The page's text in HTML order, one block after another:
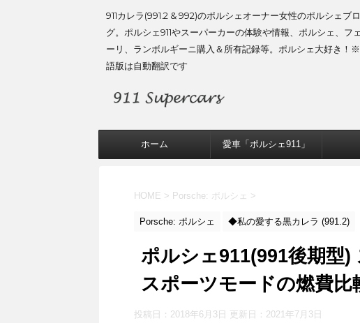
911カレラ(991.2 & 992)のポルシェオーナー女性のポルシェブロ
グ。ポルシェ911やスーパーカーの体験や情報、ポルシェ、フ
ーリ、ランボルギーニ購入＆所有記録等。ポルシェ大好き！
語版は自動翻訳です
ホーム 愛車「ポルシェ911」
HOME > Porsche: ポルシェ >
Porsche: ポルシェ ◆私の愛する黒カレラ (991.2)
ポルシェ911(991後期型)
スポーツモードの燃費比
投稿日：2018年6月3日 更新日： 2021年7月3日